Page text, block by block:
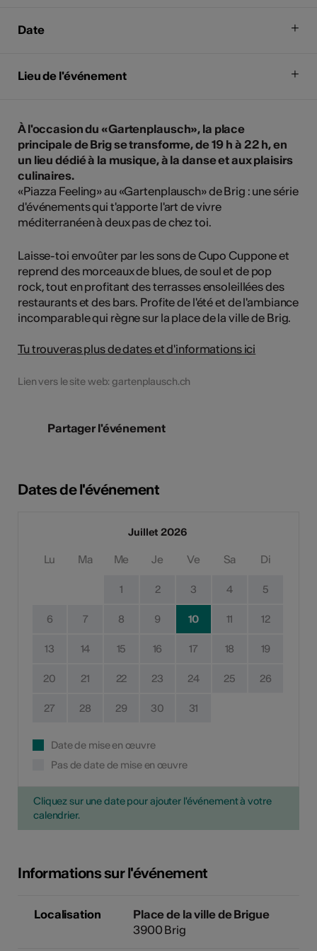
Date
Lieu de l'événement
À l'occasion du «Gartenplausch», la place
principale de Brig se transforme, de 19 h à 22 h, en
un lieu dédié à la musique, à la danse et aux plaisirs
culinaires.
«Piazza Feeling» au «Gartenplausch» de Brig : une série
d'événements qui t'apporte l'art de vivre
méditerranéen à deux pas de chez toi.
Laisse-toi envoûter par les sons de Cupo Cuppone et
reprend des morceaux de blues, de soul et de pop
rock, tout en profitant des terrasses ensoleillées des
restaurants et des bars. Profite de l'été et de l'ambiance
incomparable qui règne sur la place de la ville de Brig.
Tu trouveras plus de dates et d'informations ici
Lien vers le site web: gartenplausch.ch
Partager l'événement
Dates de l'événement
Juillet 2026
Lu Ma Me Je Ve Sa Di
1 2 3 4 5
6 7 8 9 10 11 12
13 14 15 16 17 18 19
20 21 22 23 24 25 26
27 28 29 30 31
Date de mise en œuvre
Pas de date de mise en œuvre
Cliquez sur une date pour ajouter l'événement à votre
calendrier.
Informations sur l'événement
Localisation
Place de la ville de Brigue
3900 Brig